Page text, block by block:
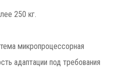
250 кг.
микропроцессорная
адаптации под требования